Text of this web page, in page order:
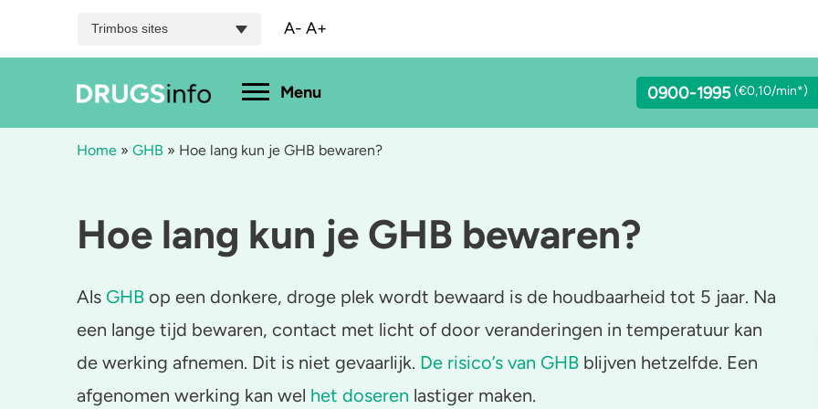
Trimbos sites A- A+
MenuHoofdmenu 0900-1995 (€0,10/min*)
Bekijk alle drugs
Cannabis
Speed
Alcohol
2C-B
LSD
4-FA
Drugs & de wet
Stoppen of minderen
Trends & Cijfers
Home » GHB » Hoe lang kun je GHB bewaren?
Hoe lang kun je GHB bewaren?
Als GHB op een donkere, droge plek wordt bewaard is de houdbaarheid tot 5 jaar. Na
een lange tijd bewaren, contact met licht of door veranderingen in temperatuur kan
de werking afnemen. Dit is niet gevaarlijk. De risico’s van GHB blijven hetzelfde. Een
afgenomen werking kan wel het doseren lastiger maken.